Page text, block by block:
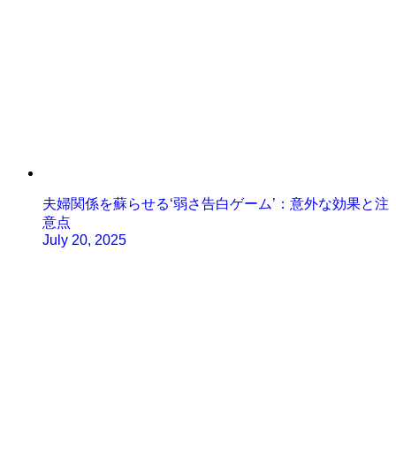
夫婦関係を蘇らせる‘弱さ告白ゲーム’：意外な効果と注
意点
July 20, 2025